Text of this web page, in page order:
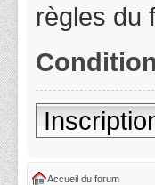
règles du
Accueil du forum